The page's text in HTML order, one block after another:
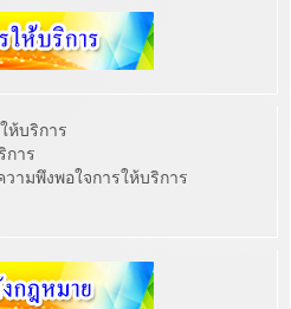
ห้บริการ
การ
ามพึงพอใจการให้บริการ